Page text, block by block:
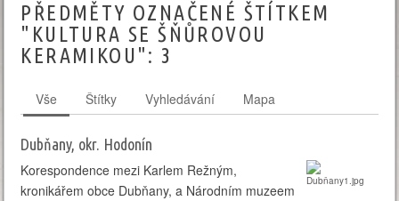
PŘEDMĚTY OZNAČENÉ ŠTÍTKEM
"KULTURA SE ŠŇŮROVOU
KERAMIKOU":3
Vše Štítky Vyhledávání Mapa
Dubňany, okr. Hodonín
Korespondence mezi Karlem Režným,
kronikářem obce Dubňany, a Národním muzeem